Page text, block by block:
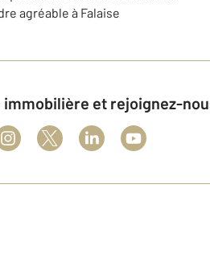
agréable à Falaise
immobilière et rejoignez-